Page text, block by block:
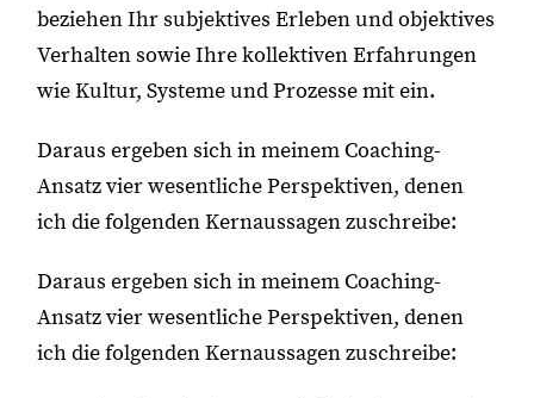
beziehen Ihr subjektives Erleben und objektives
Verhalten sowie Ihre kollektiven Erfahrungen
wie Kultur, Systeme und Prozesse mit ein.
Daraus ergeben sich in meinem Coaching-
Ansatz vier wesentliche Perspektiven, denen
ich die folgenden Kernaussagen zuschreibe:
Daraus ergeben sich in meinem Coaching-
Ansatz vier wesentliche Perspektiven, denen
ich die folgenden Kernaussagen zuschreibe: